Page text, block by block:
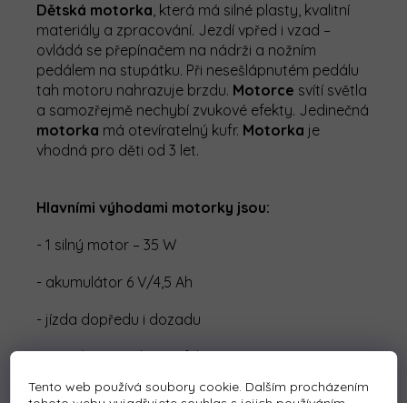
Tento web používá soubory cookie. Dalším procházením
Dětská motorka, která má silné plasty, kvalitní
materiály a zpracování. Jezdí vpřed i vzad –
ovládá se přepínačem na nádrži a nožním
pedálem na stupátku. Při nesešlápnutém pedálu
tah motoru nahrazuje brzdu. Motorce svítí světla
a samozřejmě nechybí zvukové efekty. Jedinečná
motorka má otevíratelný kufr. Motorka je
vhodná pro děti od 3 let.
Hlavními výhodami motorky jsou:
- 1 silný motor – 35 W
- akumulátor 6 V/4,5 Ah
- jízda dopředu i dozadu
- světelné a zvukové efekty
- otevíratelný kufřík